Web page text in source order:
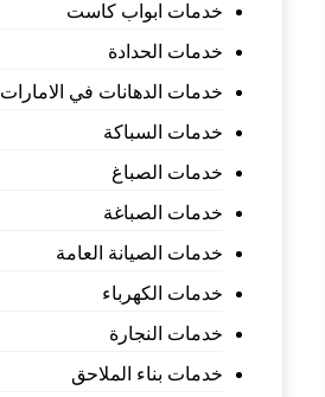
خدمات ابواب كاست
خدمات الحدادة
خدمات الدهانات في الامارات
خدمات السباكة
خدمات الصباغ
خدمات الصباغة
خدمات الصيانة العامة
خدمات الكهرباء
خدمات النجارة
خدمات بناء الملاحق